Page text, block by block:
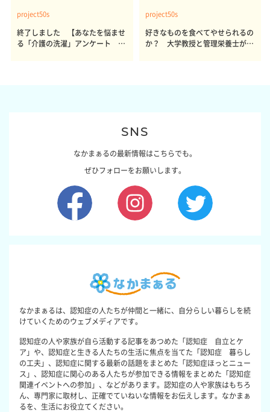
project50s
終了しました 【あなたを悩ませ
る「介護の洗濯」アンケート 体
project50s
好きなものを食べてやせられるの
か？ 大学教授と管理栄養士が出
SNS
なかまぁるの最新情報はこちらでも。
ぜひフォローをお願いします。
なかまぁるは、認知症の人たちが仲間と一緒に、自分らしい暮らしを続
けていくためのウェブメディアです。
認知症の人や家族が自ら活動する記事をあつめた「認知症 自立とケ
ア」や、認知症と生きる人たちの生活に焦点を当てた「認知症 暮らし
の工夫」、認知症に関する最新の話題をまとめた「認知症ほっとニュー
ス」、認知症に関心のある人たちが参加できる情報をまとめた「認知症
関連イベントへの参加」、などがあります。認知症の人や家族はもちろ
ん、専門家に取材し、正確でていねいな情報をお伝えします。なかまぁ
るを、生活にお役立てください。